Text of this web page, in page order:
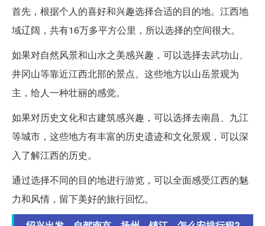
首先，根据个人的喜好和兴趣选择合适的目的地。江西地
域辽阔，共有16万多平方公里，所以选择的空间很大。
如果对自然风景和山水之美感兴趣，可以选择去武功山、
井冈山等靠近江西北部的景点。这些地方以山岳景观为
主，给人一种壮丽的感觉。
如果对历史文化和古建筑感兴趣，可以选择去南昌、九江
等城市，这些地方有丰富的历史遗迹和文化景观，可以深
入了解江西的历史。
通过选择不同的目的地进行游览，可以全面感受江西的魅
力和风情，留下美好的旅行回忆。